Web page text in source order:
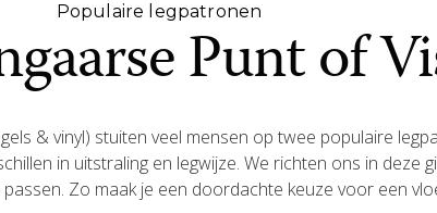
Populaire legpatronen
Punt of
& vinyl) stuiten veel mensen op twee populaire
in uitstraling en legwijze. We richten ons in
Zo maak je een doordachte keuze voor een